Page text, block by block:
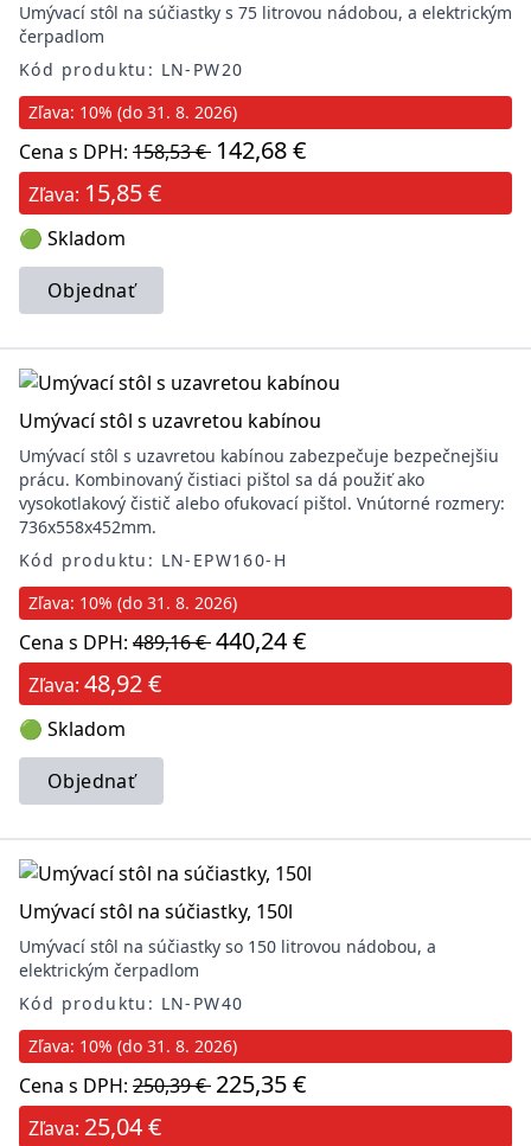
Umývací stôl na súčiastky s 75 litrovou nádobou, a elektrickým
čerpadlom
Kód produktu: LN-PW20
Zľava: 10% (do 31. 8. 2026)
Cena s DPH: 158,53 € 142,68 €
Zľava: 15,85 €
🟢 Skladom
Objednať
Umývací stôl s uzavretou kabínou
Umývací stôl s uzavretou kabínou zabezpečuje bezpečnejšiu
prácu. Kombinovaný čistiaci pištol sa dá použiť ako
vysokotlakový čistič alebo ofukovací pištol. Vnútorné rozmery:
736x558x452mm.
Kód produktu: LN-EPW160-H
Zľava: 10% (do 31. 8. 2026)
Cena s DPH: 489,16 €440,24 €
Zľava: 48,92 €
🟢 Skladom
Objednať
Umývací stôl na súčiastky, 150l
Umývací stôl na súčiastky so 150 litrovou nádobou, a
elektrickým čerpadlom
Kód produktu: LN-PW40
Zľava: 10% (do 31. 8. 2026)
Cena s DPH: 250,39 € 225,35 €
Zľava: 25,04 €